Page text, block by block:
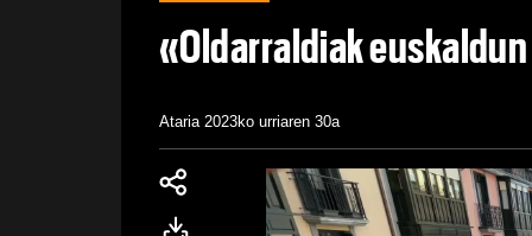
«Oldarraldiak
Ataria 2023ko urriaren 30a